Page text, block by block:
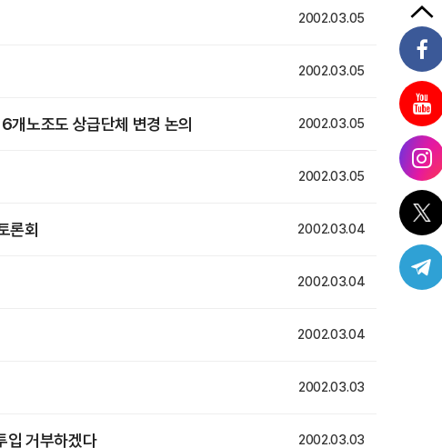
2002.03.05
2002.03.05
노조도 상급단체 변경 논의 2002.03.05
2002.03.05
론회 2002.03.04
2002.03.04
2002.03.04
2002.03.03
입 거부하겠다 2002.03.03